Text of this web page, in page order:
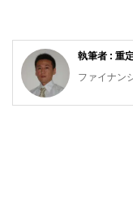
執筆者 : 重
ファイナン
明治大学法